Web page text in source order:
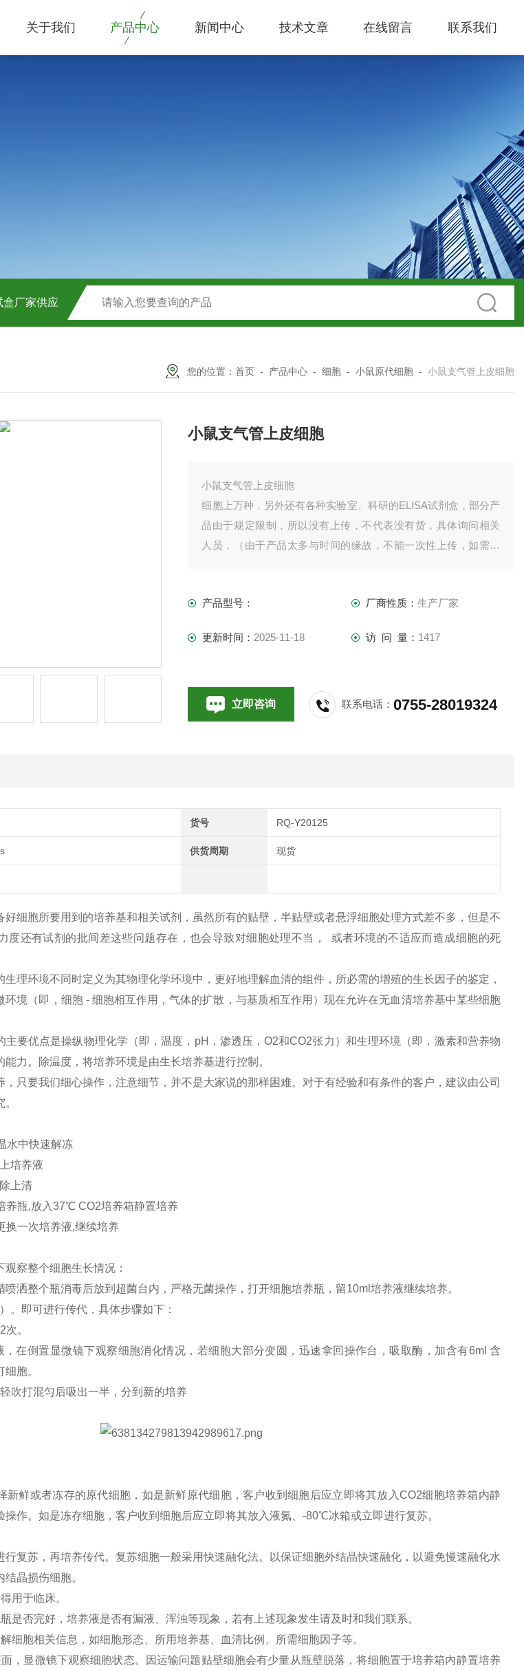
关于我们 产品中心 新闻中心 技术文章 在线留言 联系我们
盒厂家供应
您的位置： 首页 - 产品中心 - 细胞 - 小鼠原代细胞 - 小鼠支气管上皮细胞
小鼠支气管上皮细胞
小鼠支气管上皮细胞
细胞上万种，另外还有各种实验室、科研的ELISA试剂盒，部分产
品由于规定限制，所以没有上传，不代表没有货，具体询问相关
人员，（由于产品太多与时间的缘故，不能一次性上传，如需订
产品型号： 厂商性质： 生产厂家
更新时间： 2025-11-18 访 问 量： 1417
立即咨询 联系电话：0755-28019324
货号 RQ-Y20125
供货周期 现货
好细胞所要用到的培养基和相关试剂，虽然所有的贴壁，半贴壁或者悬浮细胞处理方式差不多，但是不
度还有试剂的批间差这些问题存在，也会导致对细胞处理不当， 或者环境的不适应而造成细胞的死
生理环境不同时定义为其物理化学环境中，更好地理解血清的组件，所必需的增殖的生长因子的鉴定，
环境（即，细胞 - 细胞相互作用，气体的扩散，与基质相互作用）现在允许在无血清培养基中某些细胞
主要优点是操纵物理化学（即，温度，pH，渗透压，O2和CO2张力）和生理环境（即，激素和营养物
力。除温度，将培养环境是由生长培养基进行控制。
，只要我们细心操作，注意细节，并不是大家说的那样困难。对于有经验和有条件的客户，建议由公司
水中快速解冻
培养液
上清
养瓶,放入37℃ CO2培养箱静置培养
换一次培养液,继续培养
察整个细胞生长情况：
喷洒整个瓶消毒后放到超菌台内，严格无菌操作，打开细胞培养瓶，留10ml培养液继续培养。
。即可进行传代，具体步骤如下：
。
，在倒置显微镜下观察细胞消化情况，若细胞大部分变圆，迅速拿回操作台，吸取酶，加含有6ml 含
胞。
吹打混匀后吸出一半，分到新的培养
新鲜或者冻存的原代细胞，如是新鲜原代细胞，客户收到细胞后应立即将其放入CO2细胞培养箱内静
作。如是冻存细胞，客户收到细胞后应立即将其放入液氮、-80℃冰箱或立即进行复苏。
行复苏，再培养传代。复苏细胞一般采用快速融化法。以保证细胞外结晶快速融化，以避免慢速融化水
晶损伤细胞。
用于临床。
是否完好，培养液是否有漏液、浑浊等现象，若有上述现象发生请及时和我们联系。
细胞相关信息，如细胞形态、所用培养基、血清比例、所需细胞因子等。
，显微镜下观察细胞状态。因运输问题贴壁细胞会有少量从瓶壁脱落，将细胞置于培养箱内静置培养